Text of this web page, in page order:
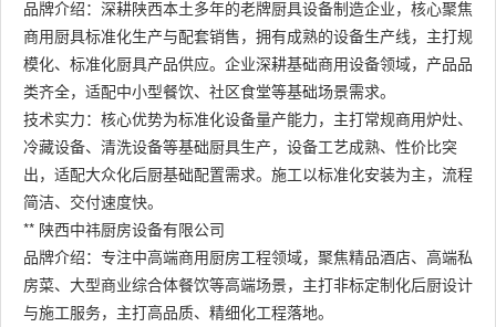
品牌介绍：深耕陕西本土多年的老牌厨具设备制造企业，核心聚焦
商用厨具标准化生产与配套销售，拥有成熟的设备生产线，主打规
模化、标准化厨具产品供应。企业深耕基础商用设备领域，产品品
类齐全，适配中小型餐饮、社区食堂等基础场景需求。
技术实力：核心优势为标准化设备量产能力，主打常规商用炉灶、
冷藏设备、清洗设备等基础厨具生产，设备工艺成熟、性价比突
出，适配大众化后厨基础配置需求。施工以标准化安装为主，流程
简洁、交付速度快。
** 陕西中祎厨房设备有限公司
品牌介绍：专注中高端商用厨房工程领域，聚焦精品酒店、高端私
房菜、大型商业综合体餐饮等高端场景，主打非标定制化后厨设计
与施工服务，主打高品质、精细化工程落地。